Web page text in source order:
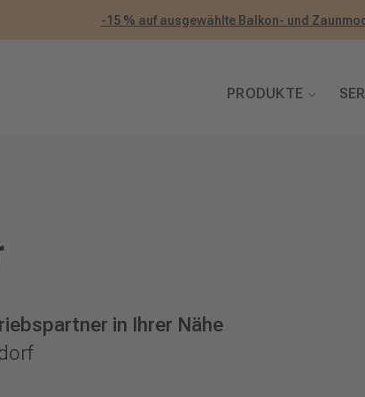
-15 % auf ausgewählte Balkon- und
PRODUKTE
in Ihrer Nähe